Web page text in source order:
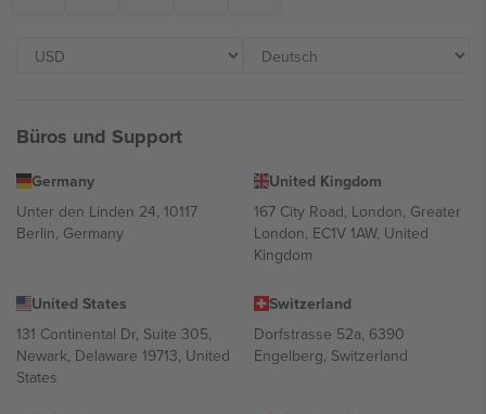
Büros und Support
Germany
Unter den Linden 24, 10117
Berlin, Germany
United Kingdom
167 City Road, London, Greater
London, EC1V 1AW, United
Kingdom
United States
131 Continental Dr, Suite 305,
Newark, Delaware 19713, United
States
Switzerland
Dorfstrasse 52a, 6390
Engelberg, Switzerland